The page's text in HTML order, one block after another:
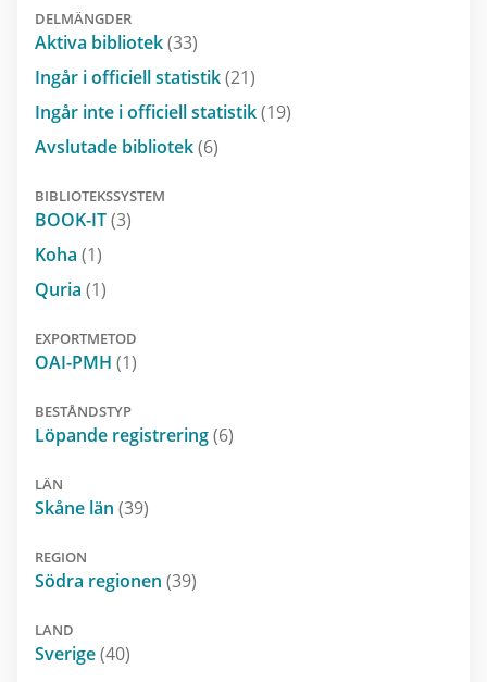
DELMÄNGDER
Aktiva bibliotek(33)
Ingår i officiell statistik(21)
Ingår inte i officiell statistik(19)
Avslutade bibliotek(6)
BIBLIOTEKSSYSTEM
BOOK-IT(3)
Koha (1)
Quria (1)
EXPORTMETOD
OAI-PMH (1)
BESTÅNDSTYP
Löpande registrering(6)
LÄN
Skåne län (39)
REGION
Södra regionen (39)
LAND
Sverige(40)